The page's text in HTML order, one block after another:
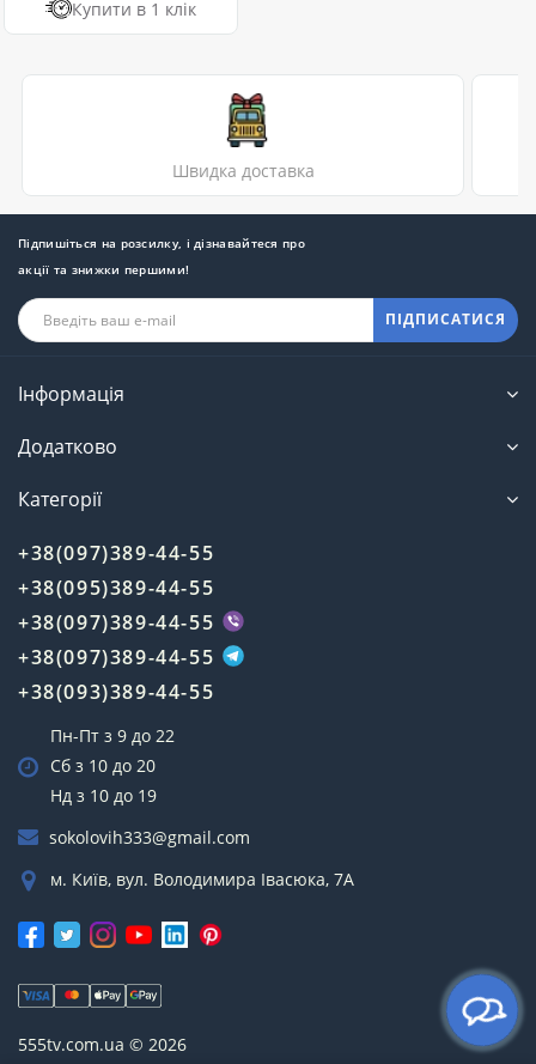
Купити в 1 клік
Швидка доставка
Підпишіться на розсилку, і дізнавайтеся про
акції та знижки першими!
ПІДПИСАТИСЯ
Інформація
Додатково
Категорії
+38(097)389-44-55
+38(095)389-44-55
+38(097)389-44-55
+38(097)389-44-55
+38(093)389-44-55
Пн-Пт з 9 до 22
Сб з 10 до 20
Нд з 10 до 19
sokolovih333@gmail.com
м. Київ, вул. Володимира Івасюка, 7А
555tv.com.ua © 2026